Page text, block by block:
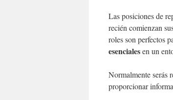
Las posiciones de
recién comienzan
roles son perfectos
esencialesen un
Normalmente serás
proporcionar